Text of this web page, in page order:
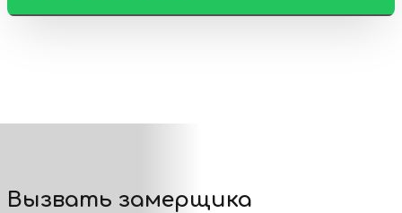
сильно пачкаться и больше подвержены
останавливаются на выборе белого
Вызвать замерщика